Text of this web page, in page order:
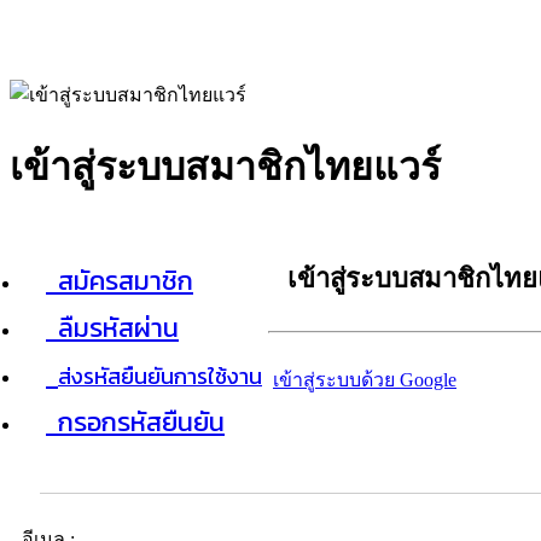
เข้าสู่ระบบสมาชิกไทยแวร์
สมัครสมาชิก
ลืมรหัสผ่าน
ส่งรหัสยืนยันการใช้งาน
กรอกรหัสยืนยัน
เข้าสู่ระบบสมาชิกไท
เข้าสู่ระบบด้วย Google